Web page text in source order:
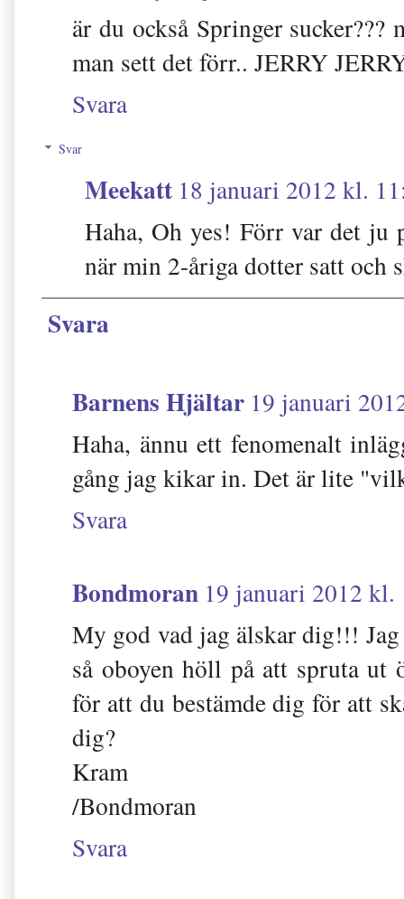
är du också Springer
man sett det förr.. JERRY
Svara
Svar
Meekatt 18 januari 2012 kl.
Haha, Oh yes! Förr var det ju
när min 2-åriga dotter satt
Svara
Barnens Hjältar 19 januari
Haha, ännu ett fenomenalt
gång jag kikar in. Det är lite
Svara
Bondmoran 19 januari 2012 kl.
My god vad jag älskar dig!!!
så oboyen höll på att spruta ut
för att du bestämde dig för att
dig?
Kram
/Bondmoran
Svara